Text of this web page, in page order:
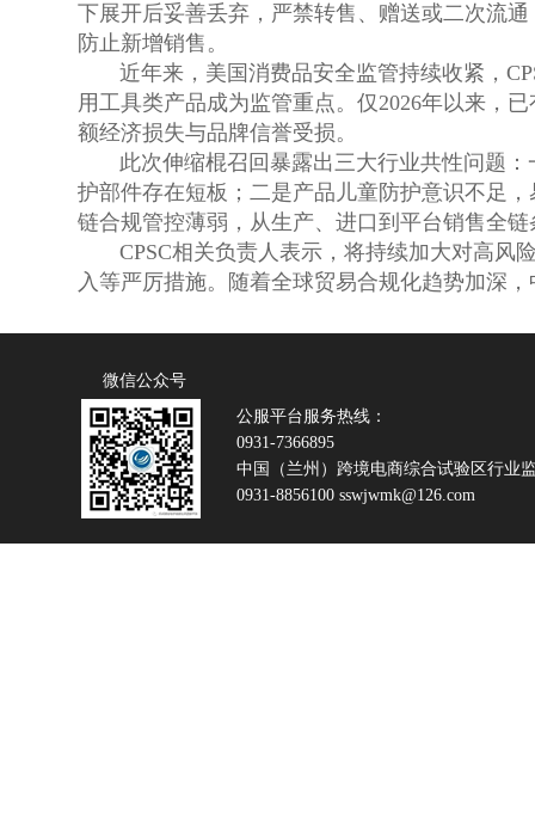
下展开后妥善丢弃，严禁转售、赠送或二次流
防止新增销售。
近年来，美国消费品安全监管持续收紧，
用工具类产品成为监管重点。仅2026年以来，
额经济损失与品牌信誉受损。
此次伸缩棍召回暴露出三大行业共性问题：
护部件存在短板；二是产品儿童防护意识不足
链合规管控薄弱，从生产、进口到平台销售全
CPSC相关负责人表示，将持续加大对高风
入等严厉措施。随着全球贸易合规化趋势加深
微信公众号
公服平台服务热线：
0931-7366895
中国（兰州）跨境电商综合试验区行业
0931-8856100 sswjwmk@126.com